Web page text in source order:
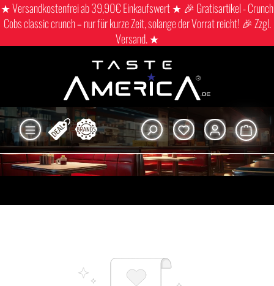
★ Versandkostenfrei ab 39,90€ Einkaufswert ★ 🎉 Gratisartikel - Crunch
Cobs classic crunch – nur für kurze Zeit, solange der Vorrat reicht! 🎉 Zzgl.
Versand. ★